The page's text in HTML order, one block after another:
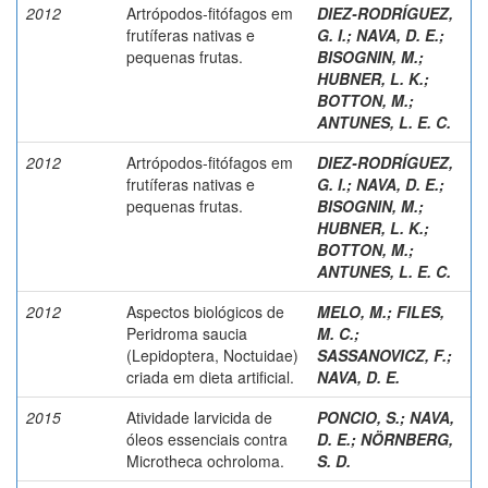
2012
Artrópodos-fitófagos em
frutíferas nativas e
pequenas frutas.
DIEZ-RODRÍGUEZ,
G. I.; NAVA, D. E.;
BISOGNIN, M.;
HUBNER, L. K.;
BOTTON, M.;
ANTUNES, L. E. C.
2012
Artrópodos-fitófagos em
frutíferas nativas e
pequenas frutas.
DIEZ-RODRÍGUEZ,
G. I.; NAVA, D. E.;
BISOGNIN, M.;
HUBNER, L. K.;
BOTTON, M.;
ANTUNES, L. E. C.
2012
Aspectos biológicos de
Peridroma saucia
(Lepidoptera, Noctuidae)
criada em dieta artificial.
MELO, M.; FILES,
M. C.;
SASSANOVICZ, F.;
NAVA, D. E.
2015
Atividade larvicida de
óleos essenciais contra
Microtheca ochroloma.
PONCIO, S.; NAVA,
D. E.; NÖRNBERG,
S. D.